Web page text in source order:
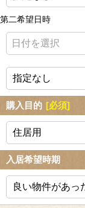
第二希望日時
購入目的 [必須]
入居希望時期